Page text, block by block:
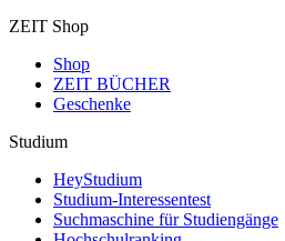
ZEIT Shop
Shop
ZEIT BÜCHER
Geschenke
Studium
HeyStudium
Studium-Interessentest
Suchmaschine für Studiengänge